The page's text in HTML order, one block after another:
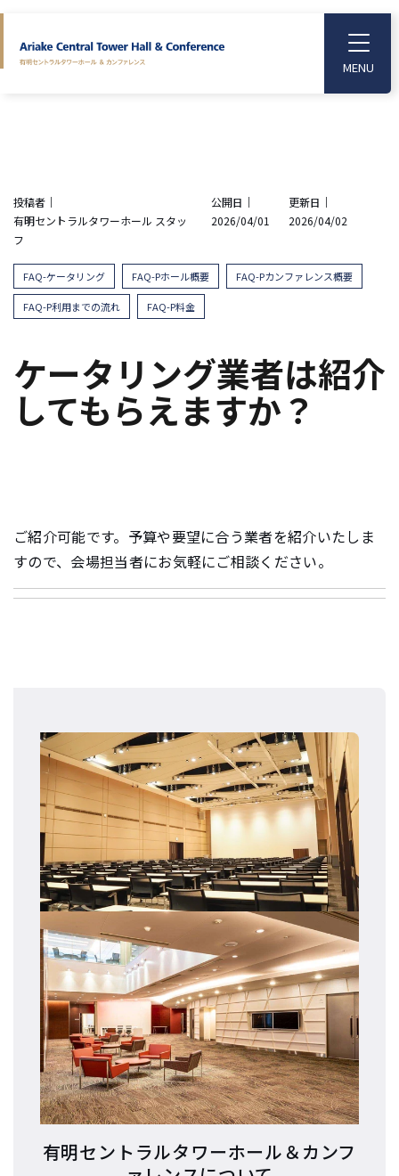
S
T
o
g
投稿者｜
有明セントラルタワーホール スタッ
フ
公開日｜
2026/04/01
更新日｜
2026/04/02
FAQ-ケータリング FAQ-Pホール概要 FAQ-Pカンファレンス概要
FAQ-P利用までの流れ FAQ-P料金
ケータリング業者は紹介
してもらえますか？
ご紹介可能です。予算や要望に合う業者を紹介いたしま
すので、会場担当者にお気軽にご相談ください。
有明セントラルタワーホール ＆カンフ